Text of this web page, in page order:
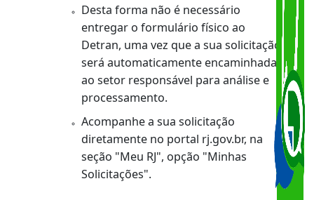
Opção 2:
Preencher o formulário por meio
digital, com assinatura eletrônica,
através do Portal RJ Digital.Clique
aquipara acessar a página do
Desta forma não é necessário
entregar o formulário físico ao
Detran, uma vez que a sua solicitação
será automaticamente encaminhada